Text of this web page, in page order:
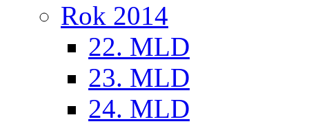
Rok 2014
22. MLD
23. MLD
24. MLD